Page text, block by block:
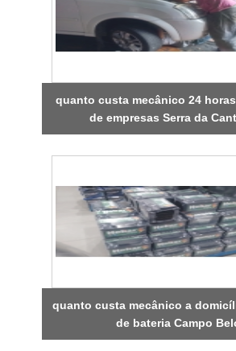
quanto custa mecânico 24
de empresas Serra da
quanto custa mecânico a
de bateria Campo